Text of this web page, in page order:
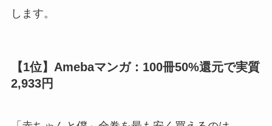
します。
【1位】Amebaマンガ：100冊50%還元で実質
2,933円